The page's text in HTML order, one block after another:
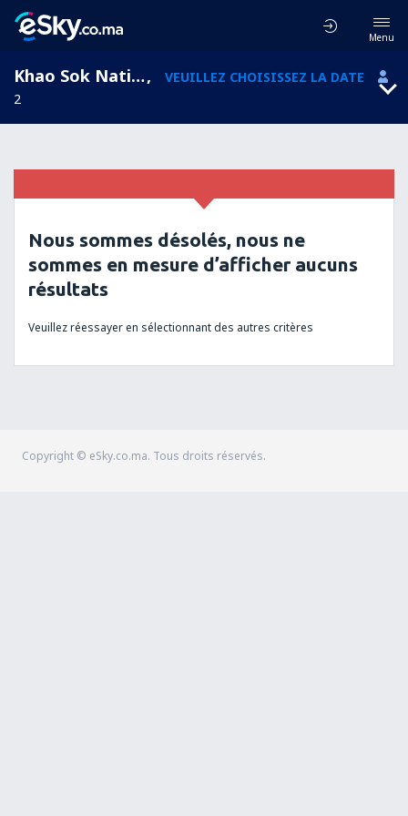
Menu
Khao Sok National Park, Surat Thani, Thaïlande,
VEUILLEZ CHOISISSEZ LA DATE
2
Nous sommes désolés, nous ne
sommes en mesure d’afficher aucuns
résultats
Veuillez réessayer en sélectionnant des autres critères
Copyright © eSky.co.ma. Tous droits réservés.